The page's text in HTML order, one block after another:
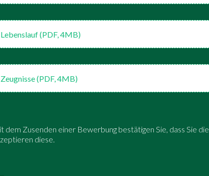
Lebenslauf (PDF, 4MB)
Zeugnisse (PDF, 4MB)
dem Zusenden einer Bewerbung bestätigen Sie, dass Sie die
diese.